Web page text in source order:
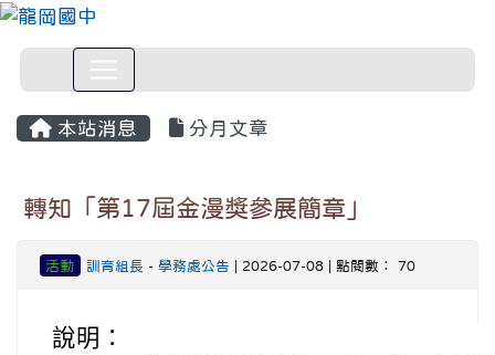
本站消息 分月文章
轉知「第17屆金漫獎參展簡章」
活動 訓育組長 - 學務處公告 | 2026-07-08 | 點閱數： 70
說明：